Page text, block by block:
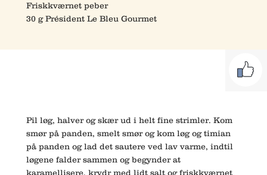
Friskkværnet peber
30 g Président Le Bleu Gourmet
Pil løg, halver og skær ud i helt fine strimler. Kom
smør på panden, smelt smør og kom løg og timian
på panden og lad det sautere ved lav varme, indtil
løgene falder sammen og begynder at
karamellisere, krydr med lidt salt og friskkværnet